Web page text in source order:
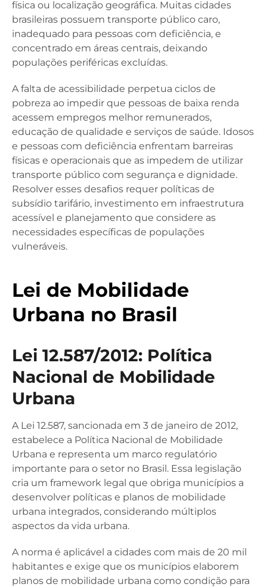
física ou localização geográfica. Muitas cidades
brasileiras possuem transporte público caro,
inadequado para pessoas com deficiência, e
concentrado em áreas centrais, deixando
populações periféricas excluídas.
A falta de acessibilidade perpetua ciclos de
pobreza ao impedir que pessoas de baixa renda
acessem empregos melhor remunerados,
educação de qualidade e serviços de saúde. Idosos
e pessoas com deficiência enfrentam barreiras
físicas e operacionais que as impedem de utilizar
transporte público com segurança e dignidade.
Resolver esses desafios requer políticas de
subsídio tarifário, investimento em infraestrutura
acessível e planejamento que considere as
necessidades específicas de populações
vulneráveis.
Lei de Mobilidade
Urbana no Brasil
Lei 12.587/2012: Política
Nacional de Mobilidade
Urbana
A Lei 12.587, sancionada em 3 de janeiro de 2012,
estabelece a Política Nacional de Mobilidade
Urbana e representa um marco regulatório
importante para o setor no Brasil. Essa legislação
cria um framework legal que obriga municípios a
desenvolver políticas e planos de mobilidade
urbana integrados, considerando múltiplos
aspectos da vida urbana.
A norma é aplicável a cidades com mais de 20 mil
habitantes e exige que os municípios elaborem
planos de mobilidade urbana como condição para